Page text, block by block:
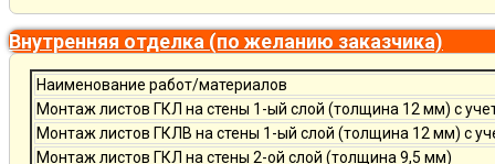
Внутренняя отделка (по желанию заказчика)
Наименование работ/материалов
Монтаж листов ГКЛ на стены 1-ый слой (толщина 12 мм) с
Монтаж листов ГКЛВ на стены 1-ый слой (толщина 12 мм) с
Монтаж листов ГКЛ на стены 2-ой слой (толщина 9,5 мм)